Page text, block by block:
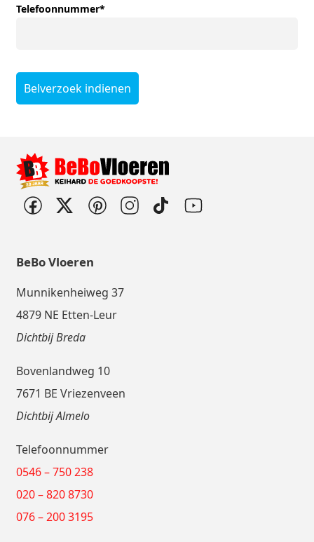
Telefoonnummer*
Belverzoek indienen
BeBo Vloeren
Munnikenheiweg 37
4879 NE Etten-Leur
Dichtbij Breda
Bovenlandweg 10
7671 BE Vriezenveen
Dichtbij Almelo
Telefoonnummer
0546 – 750 238
020 – 820 8730
076 – 200 3195